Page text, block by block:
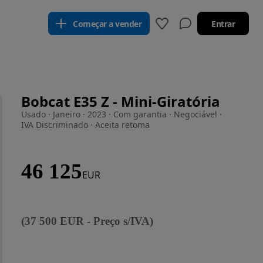
Começar a vender Entrar
Bobcat E35 Z - Mini-Giratória
Usado · Janeiro · 2023 · Com garantia · Negociável ·
IVA Discriminado · Aceita retoma
46 125EUR
(37 500 EUR - Preço s/IVA)